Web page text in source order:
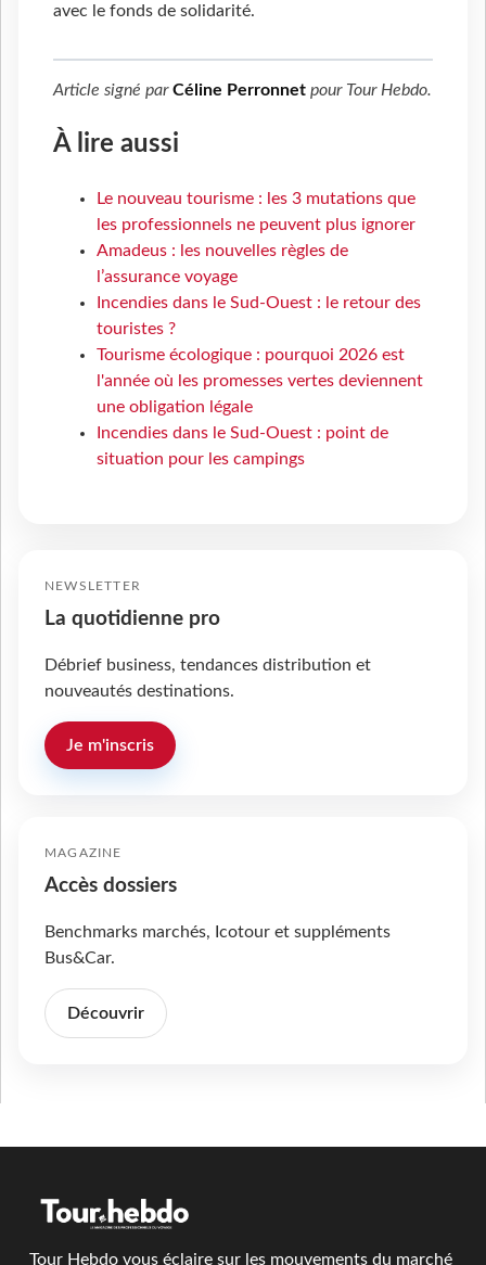
avec le fonds de solidarité.
Article signé parCéline Perronnet pour Tour Hebdo.
À lire aussi
Le nouveau tourisme : les 3 mutations que
les professionnels ne peuvent plus ignorer
Amadeus : les nouvelles règles de
l’assurance voyage
Incendies dans le Sud-Ouest : le retour des
touristes ?
Tourisme écologique : pourquoi 2026 est
l'année où les promesses vertes deviennent
une obligation légale
Incendies dans le Sud-Ouest : point de
situation pour les campings
NEWSLETTER
La quotidienne pro
Débrief business, tendances distribution et
nouveautés destinations.
Je m'inscris
MAGAZINE
Accès dossiers
Benchmarks marchés, Icotour et suppléments
Bus&Car.
Découvrir
Tour Hebdo vous éclaire sur les mouvements du marché